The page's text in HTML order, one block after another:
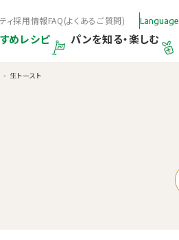
めレシピ パンを知る・楽しむ
Language
ィ採用情報FAQ(よくあるご質問)
生トースト